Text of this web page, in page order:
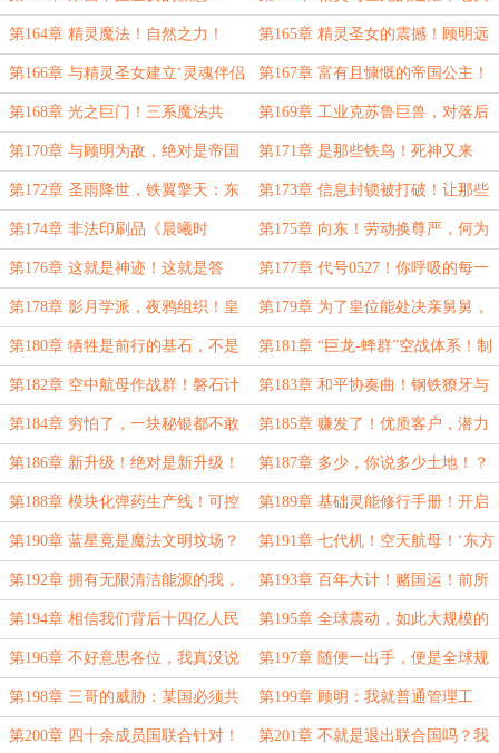
联合了，我们还打吗?
第164章 精灵魔法！自然之力！ 第165章 精灵圣女的震撼！顾明远
超所有人想象！
第166章 与精灵圣女建立‘灵魂伴侣
契约’！
第167章 富有且慷慨的帝国公主！
第168章 光之巨门！三系魔法共
生！此生仅见！
第169章 工业克苏鲁巨兽，对落后
旧世界的降维打击！
第170章 与顾明为敌，绝对是帝国
立国千百年来最错误的决定！
第171章 是那些铁鸟！死神又来
了！
第172章 圣雨降世，铁翼擎天：东
境会战全纪实！
第173章 信息封锁被打破！让那些
贱民知道，谁才是帝都的主人！
第174章 非法印刷品《晨曦时
报》！顾明到底是想图谋什么？
第175章 向东！劳动换尊严，何为
公民权利！
第176章 这就是神迹！这就是答
案！‘曙光伯爵’必将来自更高维度的
世界
第177章 代号0527！你呼吸的每一
口空气，都有可能出卖你！
第178章 影月学派，夜鸦组织！皇
帝真就这么昏庸吗？！
第179章 为了皇位能处决亲舅舅，
没有什么代价是不能计算的！
第180章 牺牲是前行的基石，不是
背负不起的墓碑！奥菲莉娅的成长！
第181章 “巨龙-蜂群”空战体系！制
空权的定义，要被重新改写！
第182章 空中航母作战群！磐石计
划！
第183章 和平协奏曲！钢铁獠牙与
魔法枝叶下的暗流
第184章 穷怕了，一块秘银都不敢
花！混蛋皇帝怕是肠子要悔青！
第185章 赚发了！优质客户，潜力
巨大啊！归途！
第186章 新升级！绝对是新升级！
启动归乡预案！
第187章 多少，你说多少土地！？
足以毁灭文明体系的巨大威胁！
第188章 模块化弹药生产线！可控
核聚变再突破！
第189章 基础灵能修行手册！开启
全民魔法时代！
第190章 蓝星竟是魔法文明坟场？
异界迁徙计划！
第191章 七代机！空天航母！‘东方
环’示范堆！无限清洁能源！
第192章 拥有无限清洁能源的我，
到底怎么输！
第193章 百年大计！赌国运！前所
未有的史诗级豪赌！
第194章 相信我们背后十四亿人民
汇聚的磅礴力量！
第195章 全球震动，如此大规模的
物资移动，是要发动全球战争吗！
第196章 不好意思各位，我真没说
想用能源霸权控制世界！
第197章 随便一出手，便是全球规
模的金融海啸！能源地位，该变了！
第198章 三哥的威胁：某国必须共
享核聚变技术，认清形势，做出明智
第199章 顾明：我就普通管理工
作！邻居有了核聚变，我有摩托我不
第200章 四十余成员国联合针对！ 第201章 不就是退出联合国吗？我